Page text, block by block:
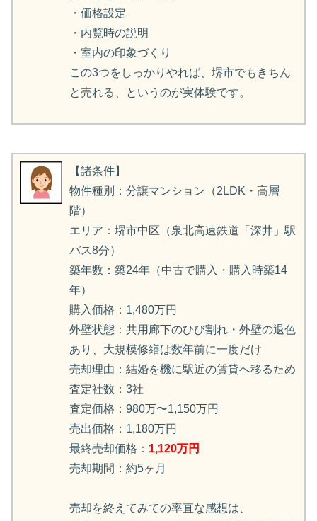
・価格設定
・内覧時の説明
・室内の印象づくり
この3つをしっかりやれば、堺市でもきちん
と売れる、というのが実体験です。
【諸条件】
物件種別：分譲マンション（2LDK・高層
階）
エリア：堺市中区（泉北高速鉄道「深井」駅
バス8分）
築年数：築24年（中古で購入・購入時築14
年）
購入価格：1,480万円
外壁状態：共用廊下のひび割れ・外壁の退色
あり、大規模修繕は数年前に一度だけ
売却理由：結婚を機に駅近の賃貸へ移るため
査定社数：3社
査定価格：980万〜1,150万円
売出価格：1,180万円
最終売却価格： 1,120万円
売却期間：約5ヶ月
売却を終えてみての率直な感想は、